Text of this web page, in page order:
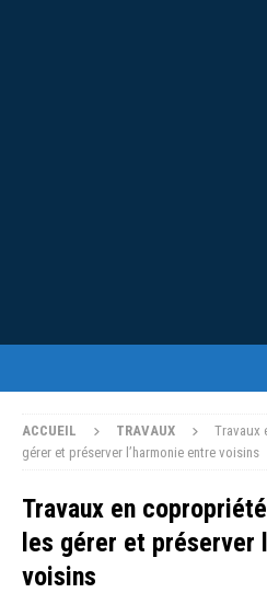
ACCUEIL TRAVAUX
Travaux
gérer et préserver l’harmonie entre voisins
Travaux en
les gérer et préserver
voisins